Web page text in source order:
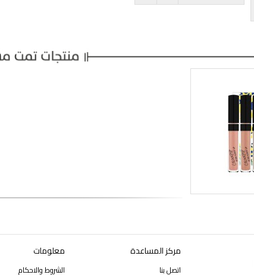
مركز المساعدة
اتصل بنا
معلومات
الشروط والاحكام